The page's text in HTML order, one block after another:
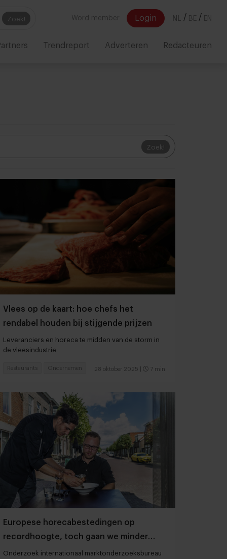
Zoek! Word member Login NL / BE / EN
Trendreport Adverteren Redacteuren
Zoek!
Vlees op de kaart: hoe chefs het
rendabel houden bij stijgende prijzen
Leveranciers en horeca te midden van de storm in
de vleesindustrie
28 oktober 2025 7 min
Restaurants Ondernemen
Europese horecabestedingen op
recordhoogte, toch gaan we minder
vaak uit eten
Onderzoek internationaal marktonderzoeksbureau